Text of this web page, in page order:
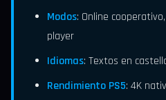
Modos: Online
player
Idiomas: Textos en
Rendimiento PS5: 4K